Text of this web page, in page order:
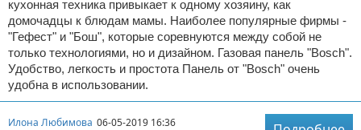
кухонная техника привыкает к одному хозяину, как
домочадцы к блюдам мамы. Наиболее популярные фирмы -
"Гефест" и "Бош", которые соревнуются между собой не
только технологиями, но и дизайном. Газовая панель "Bosch".
Удобство, легкость и простота Панель от "Bosch" очень
удобна в использовании.
Илона Любимова 06-05-2019 16:36